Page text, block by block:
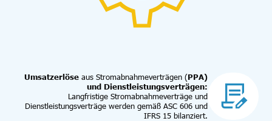
Umsatzerlöseaus Stromabnahmeverträgen (PPA)
und Dienstleistungsverträgen:
Langfristige Stromabnahmeverträge und
Dienstleistungsverträge werden gemäß ASC 606 und
IFRS 15 bilanziert.